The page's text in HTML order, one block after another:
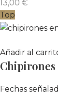
13,00 €
Top
Añadir al
Chipirones
Fechas